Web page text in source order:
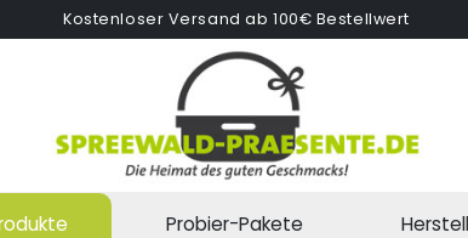
Kostenloser Versand ab 100€ Bestellwert
Probier-Pakete